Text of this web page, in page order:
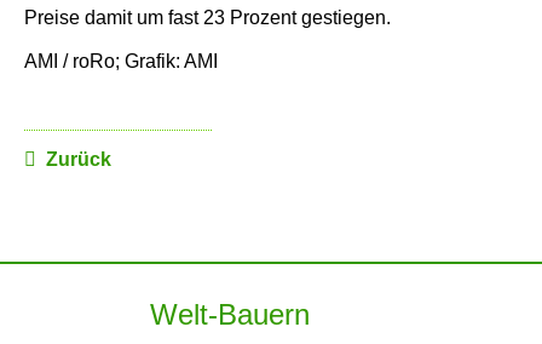
Preise damit um fast 23 Prozent gestiegen.
AMI / roRo; Grafik: AMI
Zurück
Welt-Bauern